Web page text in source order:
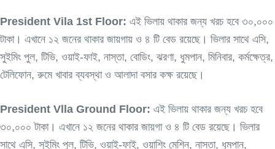
President Vila 1st Floor: এই ভিলায় থাকার জন্য খরচ হবে ৩০,০০০
টাকা। এখানে ১২ জনের থাকার জায়গায় ও ৪ টি বেড রয়েছে। ভিলার সাথে এসি,
সুইমিং পুল, টিভি, ওয়াই-ফাই, নাস্তা, বোডিং, ঝরণা, ধুমপান, মিনিবার, কর্মক্ষেত্র,
টেলিফোন, রুমে খাবার ব্যবস্থা ও আলাদা বসার কক্ষ রয়েছে।
President Vlla Ground Floor: এই ভিলায় থাকার জন্য খরচ হবে
৩০,০০০ টাকা। এখানে ১২ জনের থাকার জায়গা ও ৪ টি বেড রয়েছে। ভিলার
সাথে এসি, সুইমিং পুল, টিভি, ওয়াই-ফাই, ওয়াশিং মেশিন, নাস্তা, ধুমপান,